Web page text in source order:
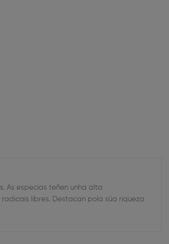
As especias teñen unha alta
libres. Destacan pola súa riqueza